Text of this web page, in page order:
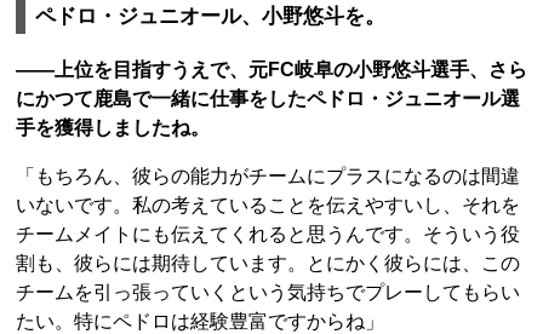
ペドロ・ジュニオール、小野悠斗を。
――上位を目指すうえで、元FC岐阜の小野悠斗選手、さら
にかつて鹿島で一緒に仕事をしたペドロ・ジュニオール選
手を獲得しましたね。
「もちろん、彼らの能力がチームにプラスになるのは間違
いないです。私の考えていることを伝えやすいし、それを
チームメイトにも伝えてくれると思うんです。そういう役
割も、彼らには期待しています。とにかく彼らには、この
チームを引っ張っていくという気持ちでプレーしてもらい
たい。特にペドロは経験豊富ですからね」